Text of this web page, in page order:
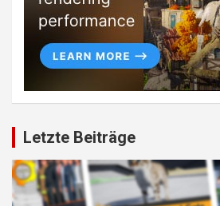
Letzte Beiträge